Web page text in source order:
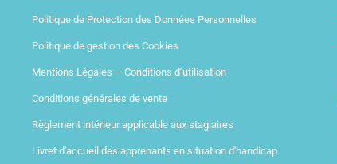
Politique de Protection des Données Personnelles
Politique de gestion des Cookies
Mentions Légales – Conditions d’utilisation
Conditions générales de vente
Règlement intérieur applicable aux stagiaires
Livret d'accueil des apprenants en situation d'handicap